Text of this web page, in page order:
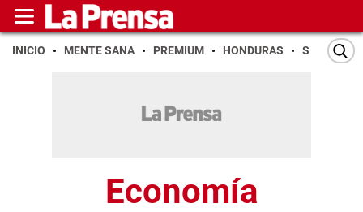
INICIO MENTE SANA PREMIUM HONDURAS SAN PEDRO
Economía